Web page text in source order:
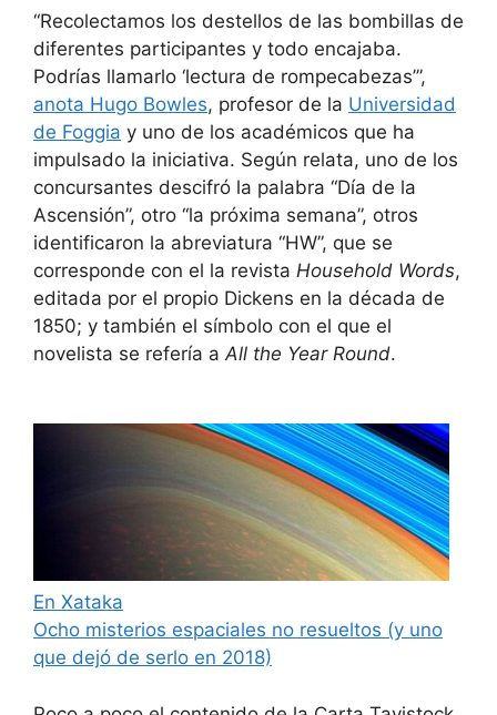
“Recolectamos los destellos de las bombillas de
diferentes participantes y todo encajaba.
Podrías llamarlo ‘lectura de rompecabezas’”,
anota Hugo Bowles, profesor de la Universidad
de Foggia y uno de los académicos que ha
impulsado la iniciativa. Según relata, uno de los
concursantes descifró la palabra “Día de la
Ascensión”, otro “la próxima semana”, otros
identificaron la abreviatura “HW”, que se
corresponde con el la revista Household Words,
editada por el propio Dickens en la década de
1850; y también el símbolo con el que el
novelista se refería a All the Year Round.
En Xataka
Ocho misterios espaciales no resueltos (y uno
que dejó de serlo en 2018)